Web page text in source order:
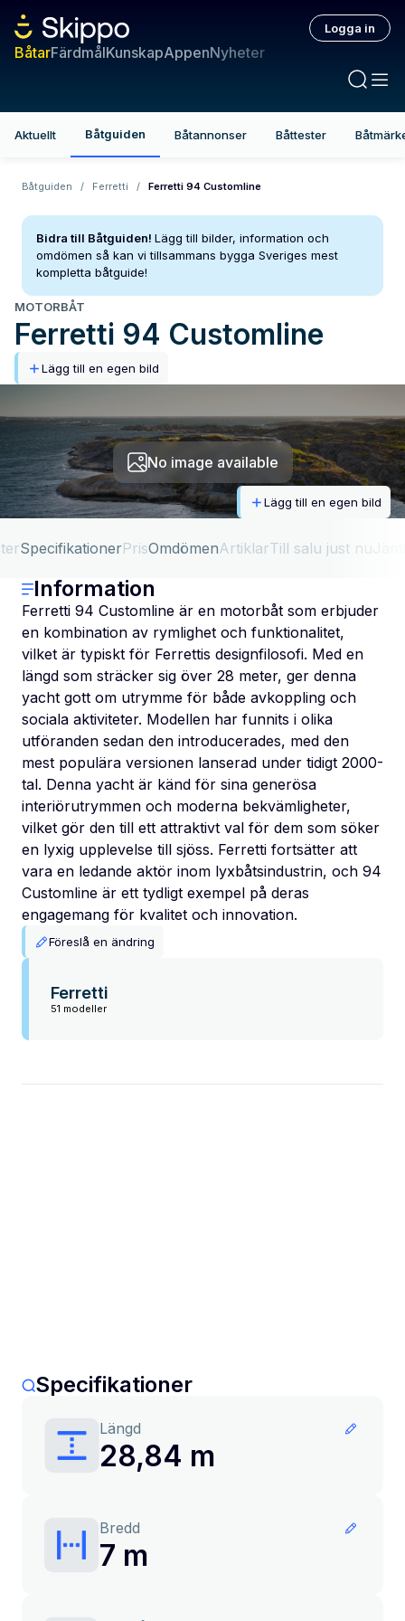
BåtarFärdmålKunskapAppenNyheter
Logga in
Aktuellt Båtguiden Båtannonser Båttester
Båtguiden / Ferretti / Ferretti 94 Customline
Bidra till Båtguiden! Lägg till bilder, information och
omdömen så kan vi tillsammans bygga Sveriges mest
kompletta båtguide!
MOTORBÅT
Ferretti 94 Customline
Lägg till en egen bild
No image available
Lägg till en egen bild
SpecifikationerPrisOmdömenArtiklarTill salu just nu
Information
Ferretti 94 Customline är en motorbåt som erbjuder
en kombination av rymlighet och funktionalitet,
vilket är typiskt för Ferrettis designfilosofi. Med en
längd som sträcker sig över 28 meter, ger denna
yacht gott om utrymme för både avkoppling och
sociala aktiviteter. Modellen har funnits i olika
utföranden sedan den introducerades, med den
mest populära versionen lanserad under tidigt 2000-
tal. Denna yacht är känd för sina generösa
interiörutrymmen och moderna bekvämligheter,
vilket gör den till ett attraktivt val för dem som söker
en lyxig upplevelse till sjöss. Ferretti fortsätter att
vara en ledande aktör inom lyxbåtsindustrin, och 94
Customline är ett tydligt exempel på deras
engagemang för kvalitet och innovation.
Föreslå en ändring
Ferretti
51 modeller
Specifikationer
Längd
28,84 m
Bredd
7 m